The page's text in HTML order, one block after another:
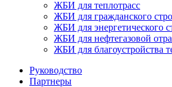
ЖБИ для теплотрасс
ЖБИ для гражданского
ЖБИ для энергетического
ЖБИ для нефтегазовой
ЖБИ для благоустройства
Руководство
Партнеры